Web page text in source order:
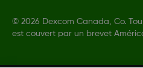
© 2026 Dexcom Canada, Co.
est couvert par un brevet